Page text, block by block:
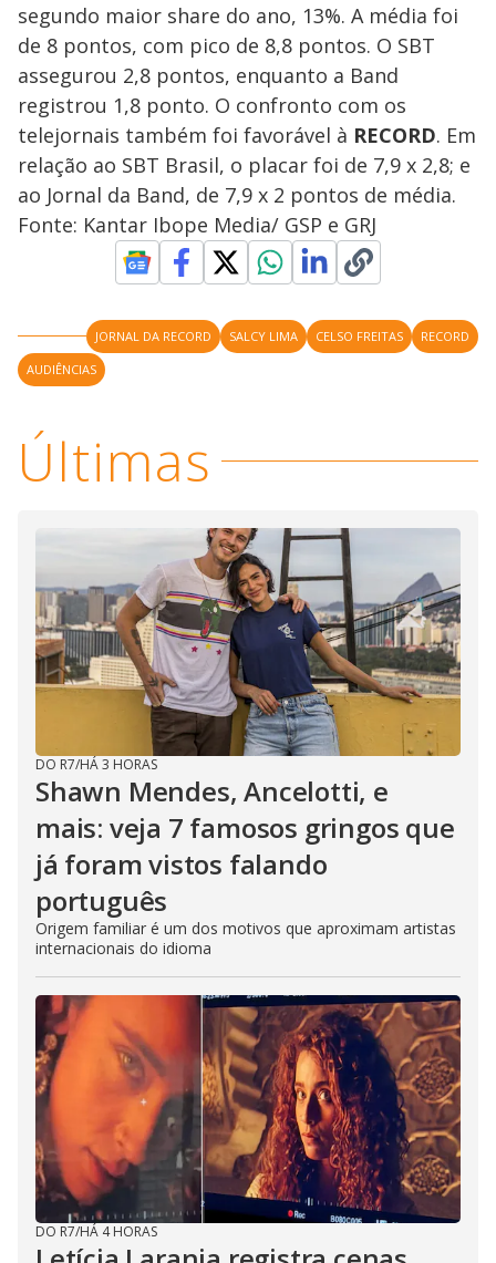
segundo maior share do ano, 13%. A média foi
de 8 pontos, com pico de 8,8 pontos. O SBT
assegurou 2,8 pontos, enquanto a Band
registrou 1,8 ponto. O confronto com os
telejornais também foi favorável à RECORD. Em
relação ao SBT Brasil, o placar foi de 7,9 x 2,8; e
ao Jornal da Band, de 7,9 x 2 pontos de média.
Fonte: Kantar Ibope Media/ GSP e GRJ
JORNAL DA RECORD SALCY LIMA CELSO FREITAS
RECORD
AUDIÊNCIAS
Últimas
DO R7/HÁ 3 HORAS
Shawn Mendes, Ancelotti, e
mais: veja 7 famosos gringos que
já foram vistos falando
português
Origem familiar é um dos motivos que aproximam artistas
internacionais do idioma
DO R7/HÁ 4 HORAS